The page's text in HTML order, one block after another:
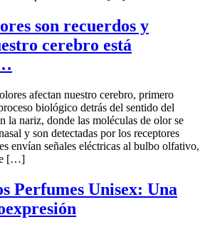
son recuerdos y
cerebro está
afectan nuestro cerebro, primero
biológico detrás del sentido del
la nariz, donde las moléculas de olor se
y son detectadas por los receptores
envían señales eléctricas al bulbo olfativo,
[…]
Perfumes Unisex: Una